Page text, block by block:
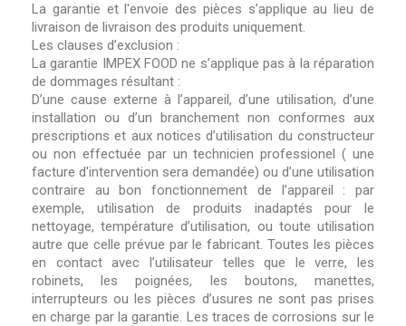
La garantie et l'envoie des pièces s’applique au lieu de
livraison de livraison des produits uniquement.
Les clauses d’exclusion :
La garantie IMPEX FOOD ne s’applique pas à la réparation
de dommages résultant :
D’une cause externe à l’appareil, d’une utilisation, d’une
installation ou d’un branchement non conformes aux
prescriptions et aux notices d’utilisation du constructeur
ou non effectuée par un technicien professionel ( une
facture d'intervention sera demandée) ou d’une utilisation
contraire au bon fonctionnement de l’appareil : par
exemple, utilisation de produits inadaptés pour le
nettoyage, température d’utilisation, ou toute utilisation
autre que celle prévue par le fabricant. Toutes les pièces
en contact avec l’utilisateur telles que le verre, les
robinets, les poignées, les boutons, manettes,
interrupteurs ou les pièces d’usures ne sont pas prises
en charge par la garantie. Les traces de corrosions sur le